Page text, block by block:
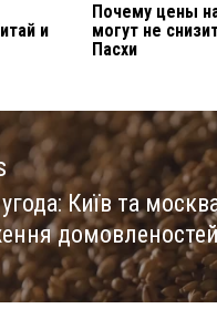
и
Почему цены
могут не
Пасхи
Київ та